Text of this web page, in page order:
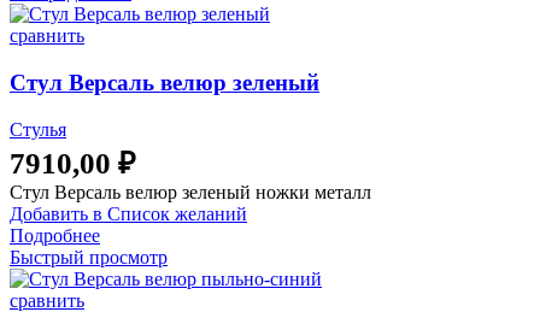
сравнить
Стул Версаль велюр зеленый
Стулья
7910,00 ₽
Стул Версаль велюр зеленый ножки металл
Добавить в Список желаний
Подробнее
Быстрый просмотр
сравнить